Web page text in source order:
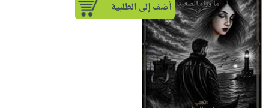
أضف إلى الطلبية